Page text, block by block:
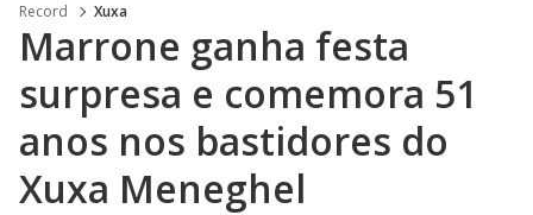
Record Xuxa
Marrone ganha festa
surpresa e comemora 51
anos nos bastidores do
Xuxa Meneghel